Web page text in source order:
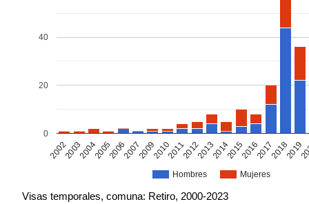
Hombres Mujeres
20022003200420052006200720092010201120122013201420152016201720182019
0
20
40
Visas temporales, comuna: Retiro, 2000-2023